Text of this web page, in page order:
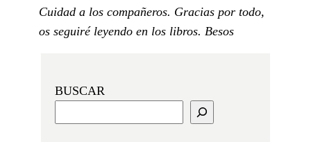
Cuidad a los compañeros. Gracias por todo,
os seguiré leyendo en los libros. Besos
BUSCAR